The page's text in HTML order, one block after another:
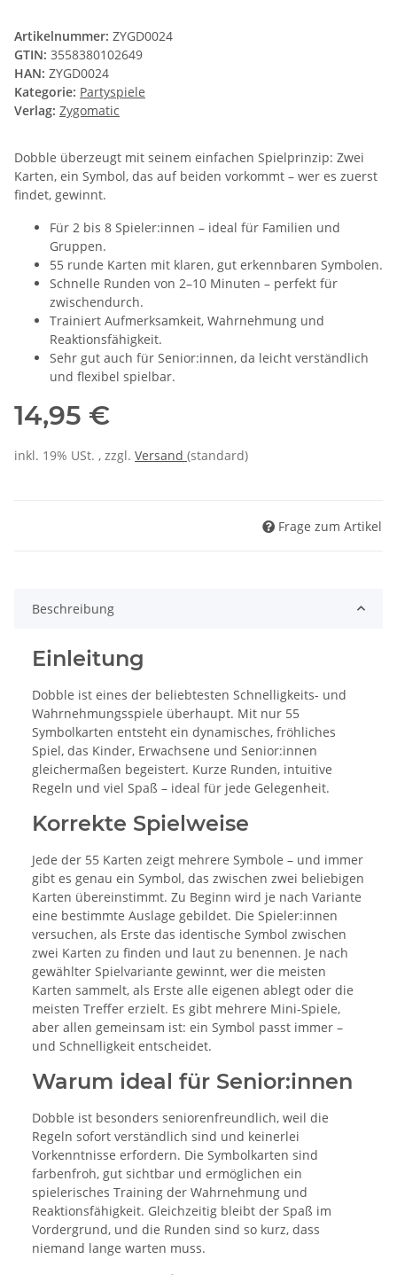
Artikelnummer: ZYGD0024
GTIN: 3558380102649
HAN: ZYGD0024
Kategorie: Partyspiele
Verlag: Zygomatic
Dobble überzeugt mit seinem einfachen Spielprinzip: Zwei
Karten, ein Symbol, das auf beiden vorkommt – wer es zuerst
findet, gewinnt.
Für 2 bis 8 Spieler:innen – ideal für Familien und
Gruppen.
55 runde Karten mit klaren, gut erkennbaren Symbolen.
Schnelle Runden von 2–10 Minuten – perfekt für
zwischendurch.
Trainiert Aufmerksamkeit, Wahrnehmung und
Reaktionsfähigkeit.
Sehr gut auch für Senior:innen, da leicht verständlich
und flexibel spielbar.
14,95 €
inkl. 19% USt. , zzgl. Versand (standard)
Frage zum Artikel
Beschreibung
Einleitung
Dobble ist eines der beliebtesten Schnelligkeits- und
Wahrnehmungsspiele überhaupt. Mit nur 55
Symbolkarten entsteht ein dynamisches, fröhliches
Spiel, das Kinder, Erwachsene und Senior:innen
gleichermaßen begeistert. Kurze Runden, intuitive
Regeln und viel Spaß – ideal für jede Gelegenheit.
Korrekte Spielweise
Jede der 55 Karten zeigt mehrere Symbole – und immer
gibt es genau ein Symbol, das zwischen zwei beliebigen
Karten übereinstimmt. Zu Beginn wird je nach Variante
eine bestimmte Auslage gebildet. Die Spieler:innen
versuchen, als Erste das identische Symbol zwischen
zwei Karten zu finden und laut zu benennen. Je nach
gewählter Spielvariante gewinnt, wer die meisten
Karten sammelt, als Erste alle eigenen ablegt oder die
meisten Treffer erzielt. Es gibt mehrere Mini-Spiele,
aber allen gemeinsam ist: ein Symbol passt immer –
und Schnelligkeit entscheidet.
Warum ideal für Senior:innen
Dobble ist besonders seniorenfreundlich, weil die
Regeln sofort verständlich sind und keinerlei
Vorkenntnisse erfordern. Die Symbolkarten sind
farbenfroh, gut sichtbar und ermöglichen ein
spielerisches Training der Wahrnehmung und
Reaktionsfähigkeit. Gleichzeitig bleibt der Spaß im
Vordergrund, und die Runden sind so kurz, dass
niemand lange warten muss.